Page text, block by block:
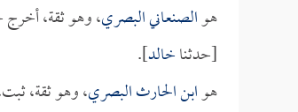
هوالصنعاني البصري، وهو ثقة،
[حدثناخالد].
هوابن الحارث البصري، وهو ثقة،